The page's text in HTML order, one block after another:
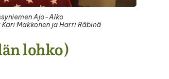
Ajo-Alko
Makkonen ja Harri Räbinä
lohko)